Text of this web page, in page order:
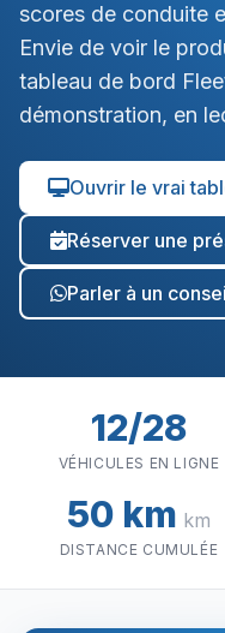
scores de conduite
Envie de voir le
tableau de bord
démonstration, en
Ouvrir le vrai
Réserver une
Parler à un
12/28
VÉHICULES EN LIGNE
50 km km
DISTANCE CUMULÉE